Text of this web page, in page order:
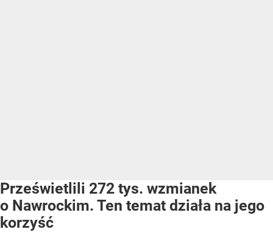
Prześwietlili 272 tys. wzmianek
o Nawrockim. Ten temat działa na jego
korzyść